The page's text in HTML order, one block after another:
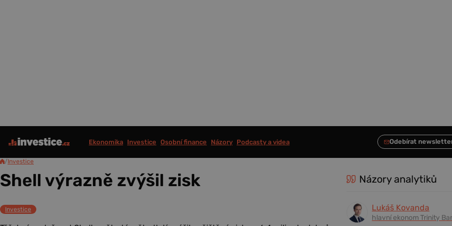
Ekonomika Investice Osobní finance Názory Podcasty a videa
/Investice
Shell výrazně zvýšil zisk
Investice
Názory analytiků
Lukáš Kovanda
hlavní ekonom Trinity